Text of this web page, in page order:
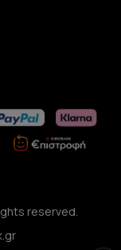
reserved.